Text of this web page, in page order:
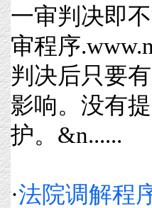
一审判决即
审程序
判决后只要
影响。没有
护。&n......
·法院调解程